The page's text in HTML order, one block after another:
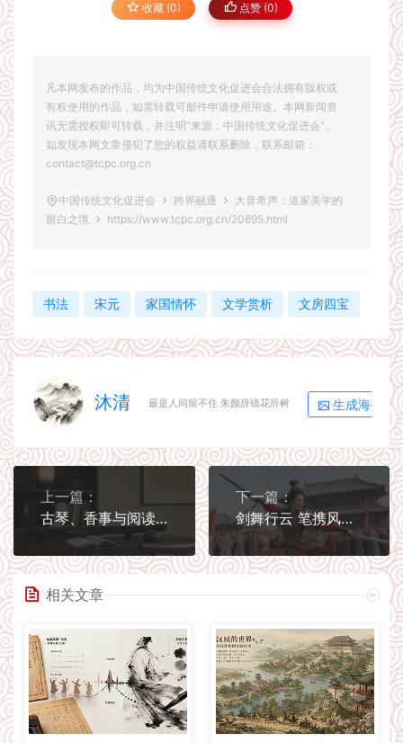
收藏 (0) 点赞 (0)
凡本网发布的作品，均为中国传统文化促进会合法拥有版权或
有权使用的作品，如需转载可邮件申请使用用途。本网新闻资
讯无需授权即可转载，并注明“来源：中国传统文化促进会”。
如发现本网文章侵犯了您的权益请联系删除，联系邮箱：
contact@tcpc.org.cn
中国传统文化促进会 跨界融通
大音希声：道家美学的
留白之境
https://www.tcpc.org.cn/20695.html
书法 宋元 家国情怀 文学赏析 文房四宝
沐清 最是人间留不住 朱颜辞镜花辞树 生成海报
上一篇：
古琴、香事与阅读空间：生活美学的边界
下一篇：
剑舞行云 笔携风雨：公孙大娘与张旭的艺林绝响
相关文章